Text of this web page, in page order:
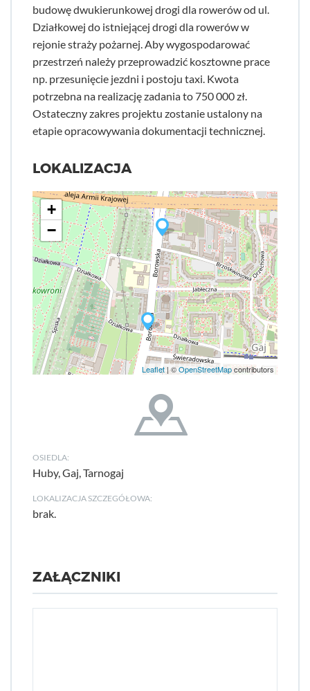
budowę dwukierunkowej drogi dla rowerów od ul.
Działkowej do istniejącej drogi dla rowerów w
rejonie straży pożarnej. Aby wygospodarować
przestrzeń należy przeprowadzić kosztowne prace
np. przesunięcie jezdni i postoju taxi. Kwota
potrzebna na realizację zadania to 750 000 zł.
Ostateczny zakres projektu zostanie ustalony na
etapie opracowywania dokumentacji technicznej.
LOKALIZACJA
+
−
Leaflet | ©OpenStreetMapcontributors
OSIEDLA:
Huby, Gaj, Tarnogaj
LOKALIZACJA SZCZEGÓŁOWA:
brak.
ZAŁĄCZNIKI